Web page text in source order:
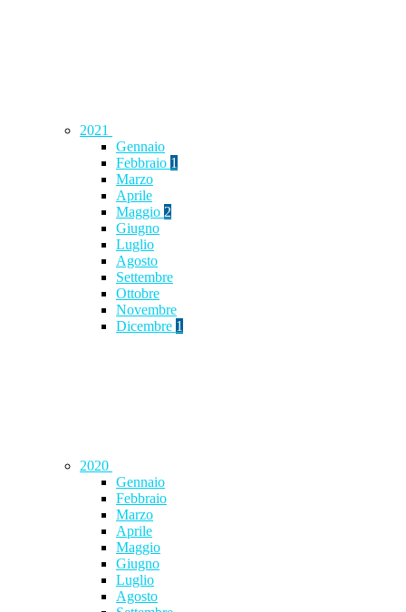
2021
Gennaio
Febbraio 1
Marzo
Aprile
Maggio 2
Giugno
Luglio
Agosto
Settembre
Ottobre
Novembre
Dicembre 1
2020
Gennaio
Febbraio
Marzo
Aprile
Maggio
Giugno
Luglio
Agosto